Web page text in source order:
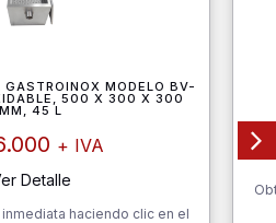
GASTROINOX MODELO BV-
500 X 300 X 300
MM, 45 L
+ IVA
Detalle
haciendo clic en el